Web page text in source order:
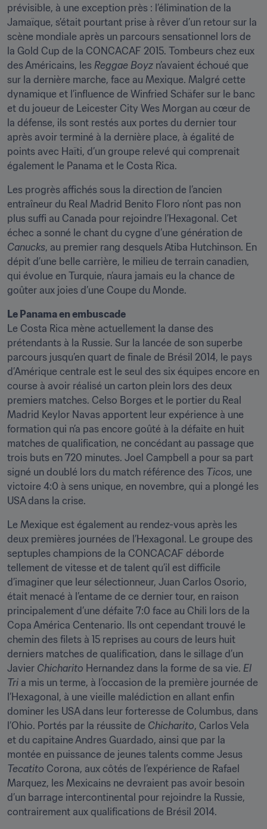
prévisible, à une exception près : l’élimination de la
Jamaïque, s’était pourtant prise à rêver d’un retour sur la
scène mondiale après un parcours sensationnel lors de
la Gold Cup de la CONCACAF 2015. Tombeurs chez eux
des Américains, les Reggae Boyz n’avaient échoué que
sur la dernière marche, face au Mexique. Malgré cette
dynamique et l’influence de Winfried Schäfer sur le banc
et du joueur de Leicester City Wes Morgan au cœur de
la défense, ils sont restés aux portes du dernier tour
après avoir terminé à la dernière place, à égalité de
points avec Haïti, d’un groupe relevé qui comprenait
également le Panama et le Costa Rica.
Les progrès affichés sous la direction de l’ancien
entraîneur du Real Madrid Benito Floro n’ont pas non
plus suffi au Canada pour rejoindre l’Hexagonal. Cet
Canucks, au premier rang desquels Atiba Hutchinson. En
dépit d’une belle carrière, le milieu de terrain canadien,
qui évolue en Turquie, n’aura jamais eu la chance de
goûter aux joies d’une Coupe du Monde.
Le Panama en embuscade
Le Costa Rica mène actuellement la danse des
prétendants à la Russie. Sur la lancée de son superbe
parcours jusqu’en quart de finale de Brésil 2014, le pays
d’Amérique centrale est le seul des six équipes encore en
course à avoir réalisé un carton plein lors des deux
premiers matches. Celso Borges et le portier du Real
Madrid Keylor Navas apportent leur expérience à une
formation qui n’a pas encore goûté à la défaite en huit
matches de qualification, ne concédant au passage que
trois buts en 720 minutes. Joel Campbell a pour sa part
signé un doublé lors du match référence des Ticos, une
victoire 4:0 à sens unique, en novembre, qui a plongé les
USA dans la crise.
Le Mexique est également au rendez-vous après les
deux premières journées de l’Hexagonal. Le groupe des
septuples champions de la CONCACAF déborde
tellement de vitesse et de talent qu’il est difficile
d’imaginer que leur sélectionneur, Juan Carlos Osorio,
était menacé à l’entame de ce dernier tour, en raison
principalement d’une défaite 7:0 face au Chili lors de la
Copa América Centenario. Ils ont cependant trouvé le
chemin des filets à 15 reprises au cours de leurs huit
derniers matches de qualification, dans le sillage d’un
Javier Chicharito Hernandez dans la forme de sa vie. El
Tri a mis un terme, à l’occasion de la première journée de
l’Hexagonal, à une vieille malédiction en allant enfin
dominer les USA dans leur forteresse de Columbus, dans
l’Ohio. Portés par la réussite de Chicharito, Carlos Vela
et du capitaine Andres Guardado, ainsi que par la
montée en puissance de jeunes talents comme Jesus
Tecatito Corona, aux côtés de l’expérience de Rafael
Marquez, les Mexicains ne devraient pas avoir besoin
d’un barrage intercontinental pour rejoindre la Russie,
contrairement aux qualifications de Brésil 2014.